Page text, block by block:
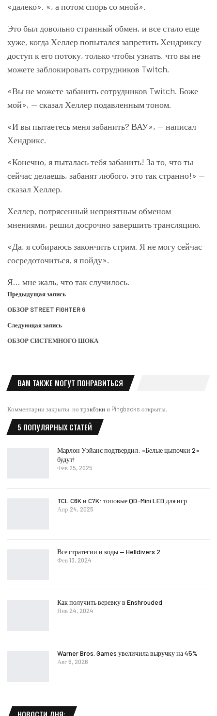
«далеко». «, а потом спорь со мной».
Это был довольно странный обмен, и все стало еще
хуже, когда Хеллер попытался запретить Хендриксу
доступ к его потоку, только чтобы узнать, что вы не
можете заблокировать сотрудников Twitch.
«Вы не можете забанить сотрудников Twitch. Боже
мой», — сказал Хеллер подавленным тоном.
«И вы пытаетесь меня забанить? ВАУ», — написал
Хендрикс.
«Конечно, я пыталась тебя забанить! За то, что ты
сейчас делаешь, забанят любого, это так странно!» —
сказал Хеллер.
Хеллер, потрясенный неприятным обменом
мнениями, решил досрочно завершить трансляцию.
«Да, я собираюсь закончить стрим. Я не могу сейчас
сосредоточиться, я пойду».
Я… мне жаль, что так случилось.
Предыдущая запись
ОБЗОР STREET FIGHTER 6
Следующая запись
ОБЗОР СИСТЕМНОГО ШОКА
ВАМ ТАКЖЕ МОГУТ ПОНРАВИТЬСЯ
Комментарии закрыты, но трэкбэкии Pingbacks открыты.
5 ПОПУЛЯРНЫХ СТАТЕЙ
Марлон Уэйанс подтвердил: «Белые цыпочки 2»
будут!
Фев 25, 2025
TCL C6K и C7K: топовые QD-Mini LED для игр
Апр 24, 2025
Все стратегии и коды — Helldivers 2
Фев 13, 2024
Как получить веревку в Enshrouded
Янв 24, 2024
Warner Bros. Games увеличила выручку на 45%
Авг 6, 2026